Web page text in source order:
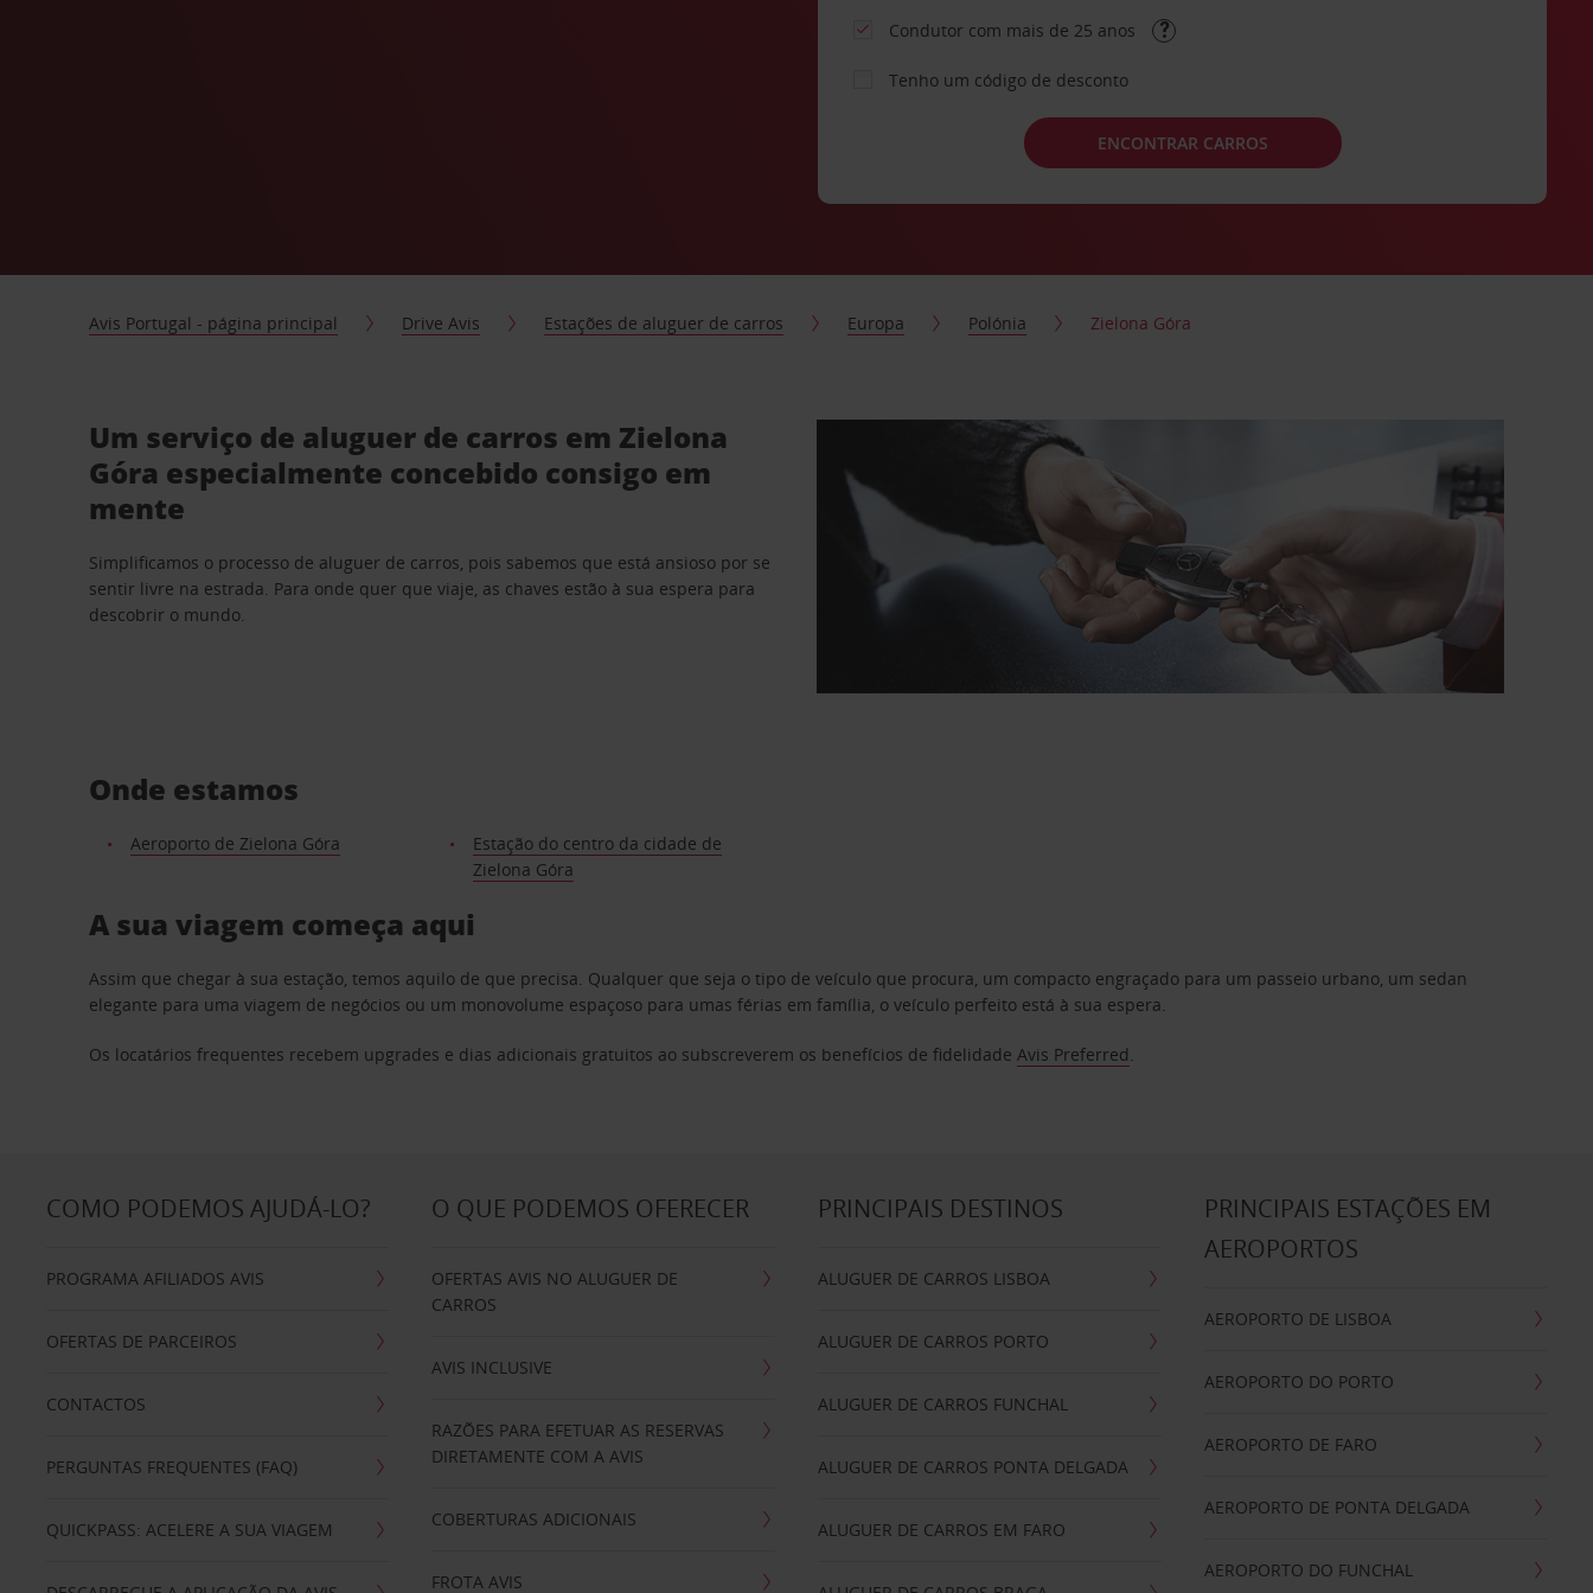
Condutor com mais de 25 anos
Tenho um código de desconto
ENCONTRAR CARROS
Avis Portugal - página principal Drive Avis Estações de aluguer de carros Europa Polónia Zielona Góra
Um serviço de aluguer de carros em Zielona
Góra especialmente concebido consigo em
mente
Simplificamos o processo de aluguer de carros, pois sabemos que está ansioso por se
sentir livre na estrada. Para onde quer que viaje, as chaves estão à sua espera para
descobrir o mundo.
Onde estamos
Aeroporto de Zielona Góra
Estação do centro da cidade de
Zielona Góra
A sua viagem começa aqui
Assim que chegar à sua estação, temos aquilo de que precisa. Qualquer que seja o tipo de veículo que procura, um compacto engraçado para um passeio urbano, um sedan
elegante para uma viagem de negócios ou um monovolume espaçoso para umas férias em família, o veículo perfeito está à sua espera.
Os locatários frequentes recebem upgrades e dias adicionais gratuitos ao subscreverem os benefícios de fidelidadeAvis Preferred.
COMO PODEMOS AJUDÁ-LO?
PROGRAMA AFILIADOS AVIS
OFERTAS DE PARCEIROS
CONTACTOS
PERGUNTAS FREQUENTES (FAQ)
QUICKPASS: ACELERE A SUA VIAGEM
O QUE PODEMOS OFERECER
OFERTAS AVIS NO ALUGUER DE
CARROS
AVIS INCLUSIVE
RAZÕES PARA EFETUAR AS RESERVAS
DIRETAMENTE COM A AVIS
COBERTURAS ADICIONAIS
FROTA AVIS
PRINCIPAIS DESTINOS
ALUGUER DE CARROS LISBOA
ALUGUER DE CARROS PORTO
ALUGUER DE CARROS FUNCHAL
ALUGUER DE CARROS PONTA DELGADA
ALUGUER DE CARROS EM FARO
PRINCIPAIS ESTAÇÕES EM
AEROPORTOS
AEROPORTO DE LISBOA
AEROPORTO DO PORTO
AEROPORTO DE FARO
AEROPORTO DE PONTA DELGADA
AEROPORTO DO FUNCHAL